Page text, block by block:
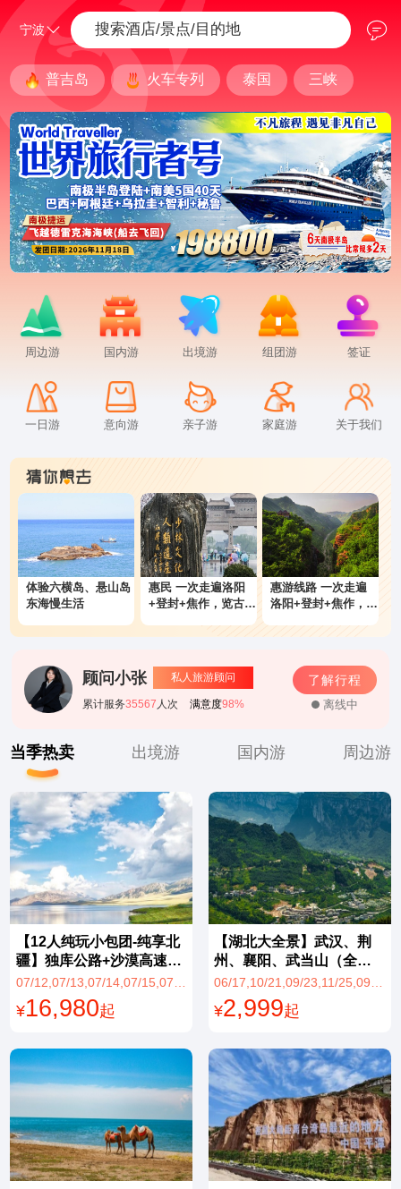
宁波
宁波 温州
普吉岛 火车专列 泰国 三峡
周边游 国内游 出境游 组团游 签证
一日游 意向游 亲子游 家庭游 关于我们
体验六横岛、悬山岛
东海慢生活
惠民 一次走遍洛阳
+登封+焦作，览古都
美山水，探古都历史
价比超高
惠游线路 一次走遍
洛阳+登封+焦作，览
南秀美山水，探古都
游，性价比超高
顾问小张 私人旅游顾问
累计服务35567 人次 满意度98%
了解行程
离线中
当季热卖 出境游 国内游 周边游
【12人纯玩小包团-纯享北
疆】独库公路+沙漠高速公
路+北疆环线：天山天池、
喀纳斯、禾木、喀拉峻、
赛里木湖双飞10日游
¥16,980起
【湖北大全景】武汉、荆
州、襄阳、武当山（全
景）、神农架（含大九
湖）、恩施（全景）、宜
昌卧动纯玩10日游
¥2,999起